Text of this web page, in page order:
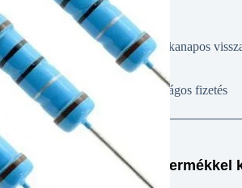
14 munkanapos
Biztonságos fizetés
Kérdése van termékkel